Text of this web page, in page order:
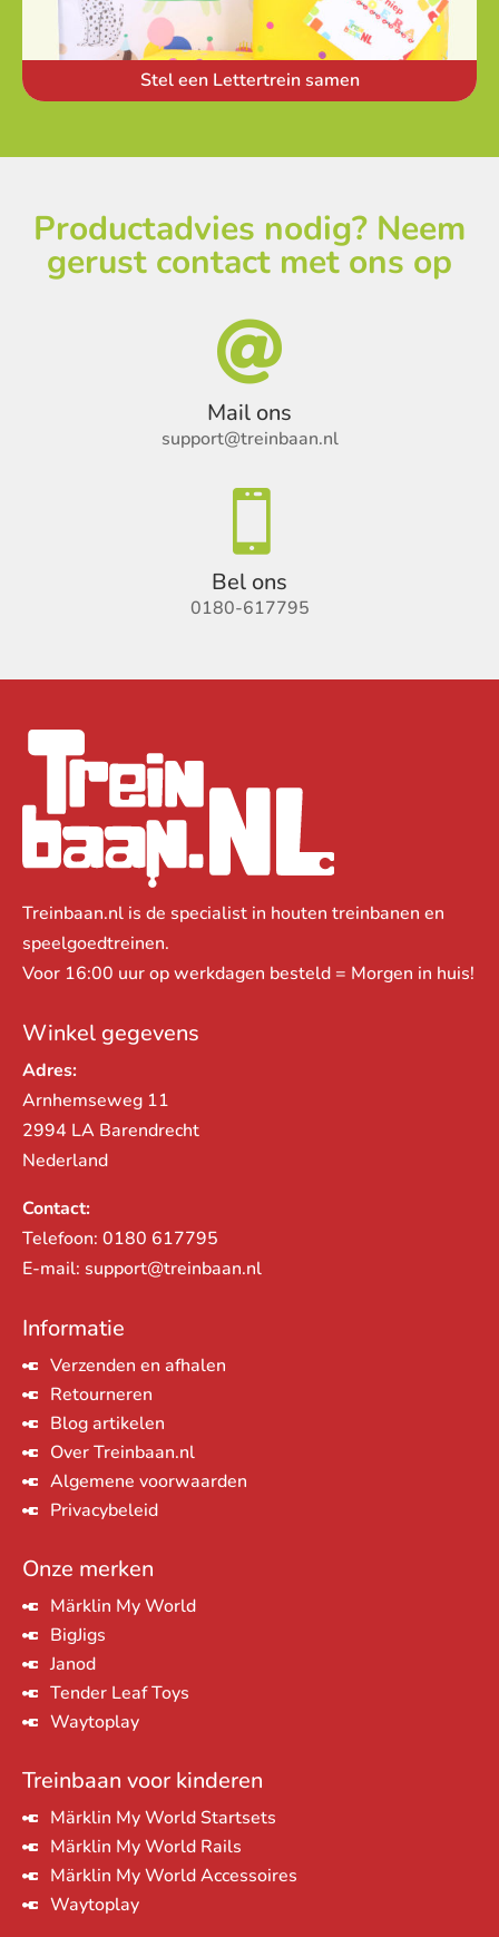
Stel een Lettertrein samen
Productadvies nodig? Neem
gerust contact met ons op

Mail ons
support@treinbaan.nl

Bel ons
0180-617795
Treinbaan.nl is de specialist in houten treinbanen en
speelgoedtreinen.
Voor 16:00 uur op werkdagen besteld = Morgen in huis!
Winkel gegevens
Adres:
Arnhemseweg 11
2994 LA Barendrecht
Nederland
Contact:
Telefoon: 0180 617795
E-mail: support@treinbaan.nl
Informatie
Verzenden en afhalen
Retourneren
Blog artikelen
Over Treinbaan.nl
Algemene voorwaarden
Privacybeleid
Onze merken
Märklin My World
BigJigs
Janod
Tender Leaf Toys
Waytoplay
Treinbaan voor kinderen
Märklin My World Startsets
Märklin My World Rails
Märklin My World Accessoires
Waytoplay